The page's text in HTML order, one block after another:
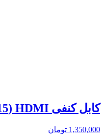
کابل کنفی HDMI (15متری)
1,350,000 تومان